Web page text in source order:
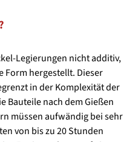
Legierungen nicht additiv,
Form hergestellt. Dieser
in der Komplexität der
Bauteile nach dem Gießen
müssen aufwändig bei sehr
von bis zu 20 Stunden